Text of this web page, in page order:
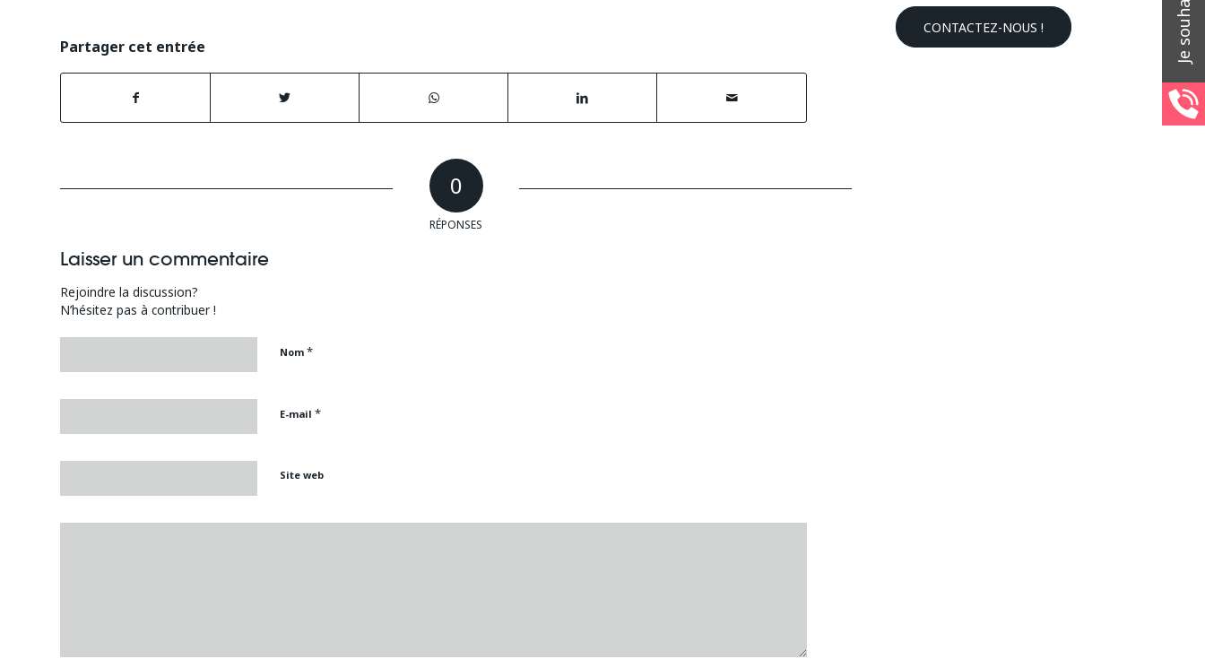
Partager cet entrée
0
RÉPONSES
Laisser un commentaire
Rejoindre la discussion?
N’hésitez pas à contribuer !
Nom *
E-mail *
Site web
CONTACTEZ-NOUS !